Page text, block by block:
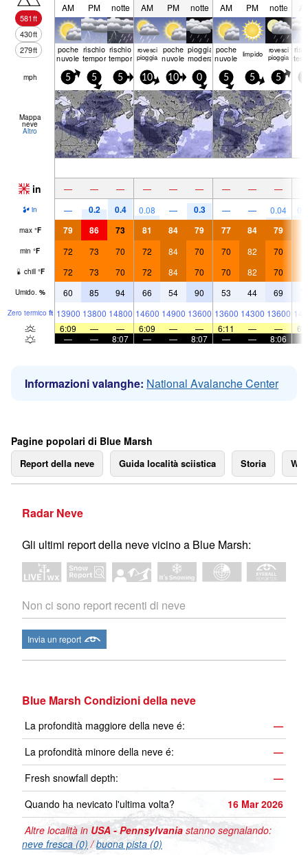
581ft
430ft
279ft
AM PM notte AM PM notte AM PM notte
poche
nuvole
rischio
temporale
rischio
temporale
rovesci
pioggia
poche
nuvole
pioggia
moderata
poche
nuvole limp­ido rovesci
pioggia
mph 5 5 5 10 10 0 5 5 5
Mappa
neve
Altro
in — — — — — — — — —
in — 0.2 0.4 0.08 — 0.3 — — 0.04
max °F 79 86 73 81 84 79 77 84 79
min °F 72 73 70 72 84 70 70 82 70
chill °F 72 73 70 72 84 70 70 82 70
Umido. % 60 85 94 66 54 90 53 44 69
Zero termico ft 13900 13800 14800 14600 14900 13600 13600 14300 13600
6:09
— — 6:09 — — 6:11 — —
—
— 8:07 — — 8:07 — — 8:06
Informazioni valanghe: National Avalanche Center
Pagine popolari di Blue Marsh
Report della neve Guida località sciistica Storia
Radar Neve
Gli ultimi report della neve vicino a Blue Marsh:
Non ci sono report recenti di neve
Invia un report
Blue Marsh Condizioni della neve
La profondità maggiore della neve é:
—
La profondità minore della neve é:
—
Fresh snowfall depth:
—
Quando ha nevicato l'ultima volta?
16 Mar 2026
Altre località in USA - Pennsylvania stanno segnalando:
neve fresca (0) /buona pista (0)